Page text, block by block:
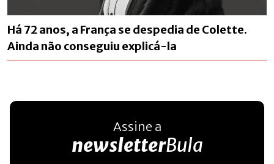
Há 72 anos, a França se despedia de Colette.
Ainda não conseguiu explicá-la
Assine a
newsletterBula